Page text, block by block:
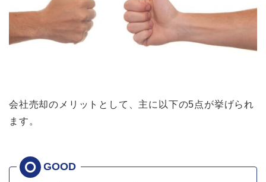
会社売却のメリットとして、主に以下の5点が挙げられ
ます。